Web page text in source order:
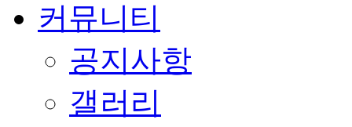
커뮤니티
공지사항
갤러리